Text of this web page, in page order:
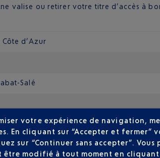
valise ou retirer votre titre d’accès à
d’Azur
Salé
ce dernier, vous avez le choix
gare centrale de Rabat-Ville (second
votre expérience de navigation,
En cliquant sur “Accepter et fermer”
sur “Continuer sans accepter”. Vous
modifié à tout moment en cliquant